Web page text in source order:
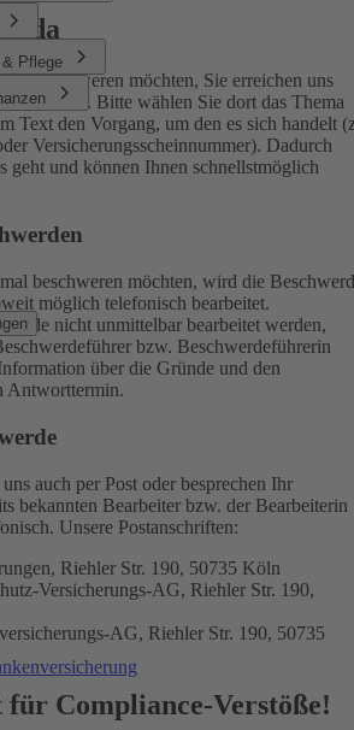
Pflege
da
beschweren möchten, Sie erreichen uns
. Bitte wählen Sie dort das Thema
Text den Vorgang, um den es sich handelt
Versicherungsscheinnummer). Dadurch
geht und können Ihnen schnellstmöglich
beschweren möchten, wird die
möglich telefonisch bearbeitet.
nicht unmittelbar bearbeitet werden,
bzw. Beschwerdeführerin
über die Gründe und den
Antworttermin.
auch per Post oder besprechen Ihr
bekannten Bearbeiter bzw. der Bearbeiterin
Unsere Postanschriften:
Riehler Str. 190, 50735 Köln
Versicherungs-AG, Riehler Str. 190,
AG, Riehler Str. 190, 50735
Compliance-Verstöße!